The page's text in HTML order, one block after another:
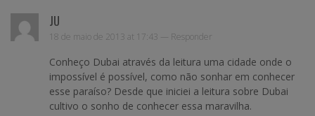
JU
18 de maio de 2013 at 17:43 — Responder
Conheço Dubai através da leitura uma cidade onde o
impossível é possível, como não sonhar em conhecer
esse paraíso? Desde que iniciei a leitura sobre Dubai
cultivo o sonho de conhecer essa maravilha.